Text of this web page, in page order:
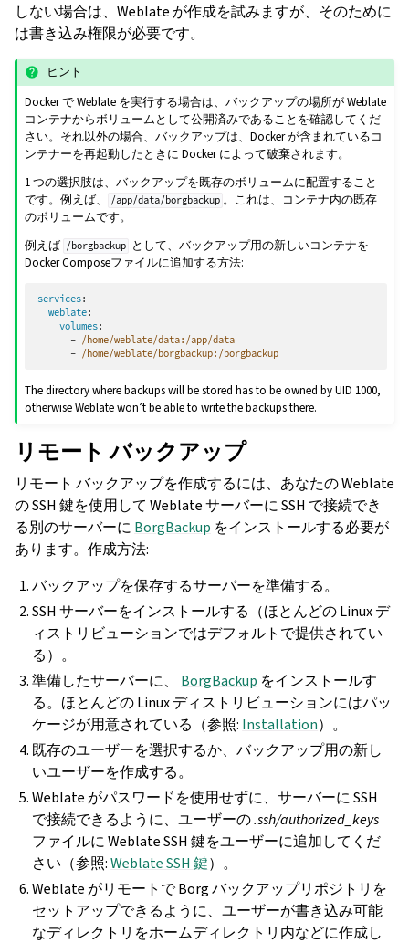
しない場合は、Weblate が作成を試みますが、そのために
は書き込み権限が必要です。
ヒント
Docker で Weblate を実行する場合は、バックアップの場所が Weblate
コンテナからボリュームとして公開済みであることを確認してくだ
さい。それ以外の場合、バックアップは、Docker が含まれているコ
ンテナーを再起動したときに Docker によって破棄されます。
1 つの選択肢は、バックアップを既存のボリュームに配置すること
です。例えば、
/app/data/borgbackup 。これは、コンテナ内の既存
のボリュームです。
例えば
/borgbackup
として、バックアップ用の新しいコンテナを
Docker Composeファイルに追加する方法:
services:
weblate:
volumes:
-
/home/weblate/data:/app/data
-
/home/weblate/borgbackup:/borgbackup
The directory where backups will be stored has to be owned by UID 1000,
otherwise Weblate won’t be able to write the backups there.
リモート バックアップ
リモート バックアップを作成するには、あなたの Weblate
の SSH 鍵を使用して Weblate サーバーに SSH で接続でき
る別のサーバーに BorgBackup をインストールする必要が
あります。作成方法:
バックアップを保存するサーバーを準備する。
SSH サーバーをインストールする（ほとんどの Linux デ
ィストリビューションではデフォルトで提供されてい
る）。
準備したサーバーに、 BorgBackup をインストールす
る。ほとんどの Linux ディストリビューションにはパッ
ケージが用意されている（参照: Installation）。
既存のユーザーを選択するか、バックアップ用の新し
いユーザーを作成する。
Weblate がパスワードを使用せずに、サーバーに SSH
で接続できるように、ユーザーの.ssh/authorized_keys
ファイルに Weblate SSH 鍵をユーザーに追加してくだ
さい（参照:Weblate SSH 鍵）。
Weblate がリモートで Borg バックアップリポジトリを
セットアップできるように、ユーザーが書き込み可能
なディレクトリをホームディレクトリ内などに作成し